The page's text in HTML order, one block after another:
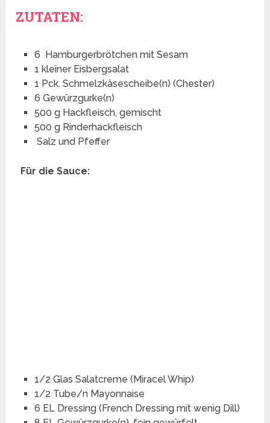
ZUTATEN:
6 Hamburgerbrötchen mit Sesam
1 kleiner Eisbergsalat
1 Pck. Schmelzkäsescheibe(n) (Chester)
6 Gewürzgurke(n)
500 g Hackfleisch, gemischt
500 g Rinderhackfleisch
Salz und Pfeffer
Für die Sauce:
1/2 Glas Salatcreme (Miracel Whip)
1/2 Tube/n Mayonnaise
6 EL Dressing (French Dressing mit wenig Dill)